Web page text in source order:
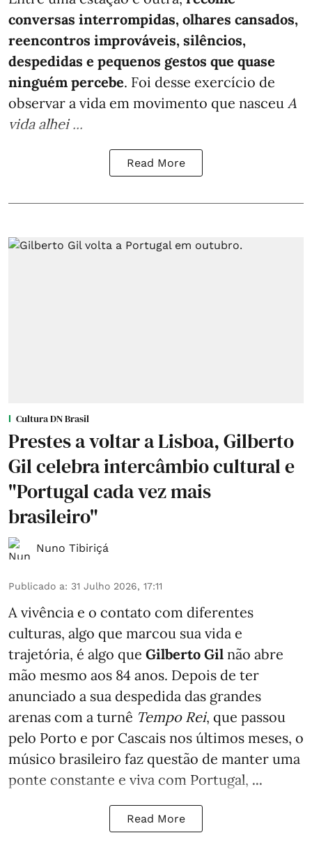
conversas interrompidas, olhares cansados,
reencontros improváveis, silêncios,
despedidas e pequenos gestos que quase
ninguém percebe. Foi desse exercício de
observar a vida em movimento que nasceu A
vida alhei ...
Read More
Cultura DN Brasil
Prestes a voltar a Lisboa, Gilberto
Gil celebra intercâmbio cultural e
"Portugal cada vez mais
brasileiro"
Nuno Tibiriçá
Publicado a: 31 Julho 2026, 17:11
A vivência e o contato com diferentes
culturas, algo que marcou sua vida e
trajetória, é algo que Gilberto Gil não abre
mão mesmo aos 84 anos. Depois de ter
anunciado a sua despedida das grandes
arenas com a turnê Tempo Rei, que passou
pelo Porto e por Cascais nos últimos meses, o
músico brasileiro faz questão de manter uma
ponte constante e viva com Portugal, ...
Read More